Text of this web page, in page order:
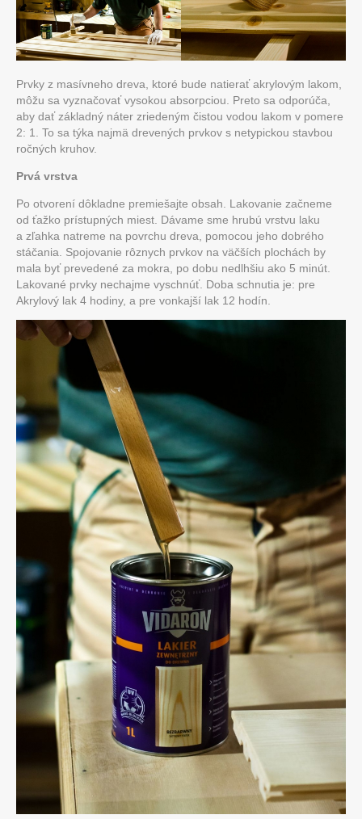
Prvky z masívneho dreva, ktoré bude natierať akrylovým lakom,
môžu sa vyznačovať vysokou absorpciou. Preto sa odporúča,
aby dať základný náter zriedeným čistou vodou lakom v pomere
2: 1. To sa týka najmä drevených prvkov s netypickou stavbou
ročných kruhov.
Prvá vrstva
Po otvorení dôkladne premiešajte obsah. Lakovanie začneme
od ťažko prístupných miest. Dávame sme hrubú vrstvu laku
a zľahka natreme na povrchu dreva, pomocou jeho dobrého
stáčania. Spojovanie rôznych prvkov na väčších plochách by
mala byť prevedené za mokra, po dobu nedlhšiu ako 5 minút.
Lakované prvky nechajme vyschnúť. Doba schnutia je: pre
Akrylový lak 4 hodiny, a pre vonkajší lak 12 hodín.